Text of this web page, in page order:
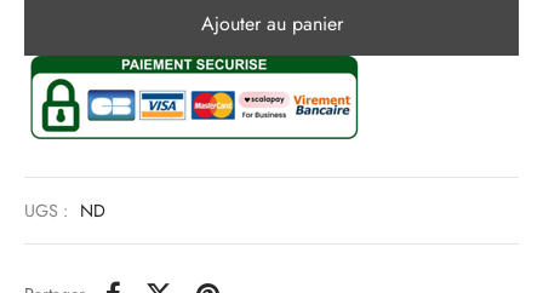
Ajouter au panier
UGS : ND